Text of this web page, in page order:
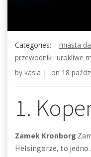
Categories: miasta
przewodnik urokliwe
by kasia | on 18
1.
Zamek Kronborg
Helsingørze, to jedno